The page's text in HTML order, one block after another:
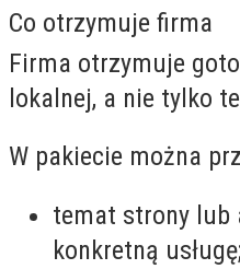
Co otrzymuje firma
Firma otrzymuje
lokalnej, a nie tylko
W pakiecie można
temat strony lub
konkretną usługę;